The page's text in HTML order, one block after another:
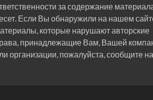
за содержание
Если Вы обнаружили на нашем
которые нарушают авторские
принадлежащие Вам, Вашей
организации, пожалуйста, сообщите